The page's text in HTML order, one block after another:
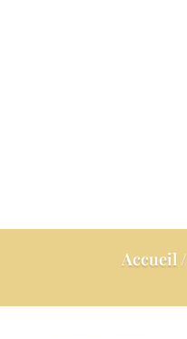
Accueil /